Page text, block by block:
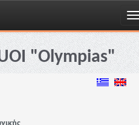
"Olympias"